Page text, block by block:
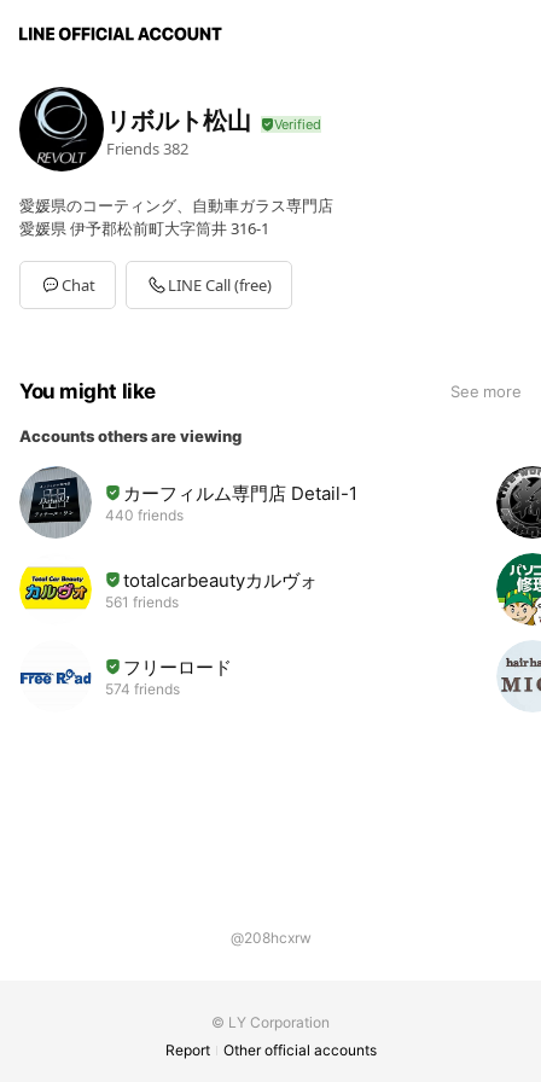
リボルト松山
Friends382
愛媛県のコーティング、自動車ガラス専門店
愛媛県 伊予郡松前町大字筒井 316-1
Chat LINE Call (free)
You might like See more
Accounts others are viewing
カーフィルム専門店 Detail-1
440 friends
totalcarbeautyカルヴォ
561 friends
フリーロード
574 friends
@208hcxrw
© LY Corporation
Report
Other official accounts